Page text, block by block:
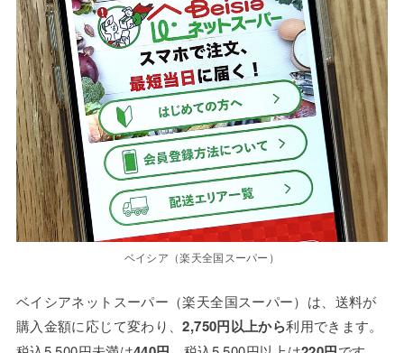
ベイシア（楽天全国スーパー）
ベイシアネットスーパー（楽天全国スーパー）は、送料が
購入金額に応じて変わり、2,750円以上から利用できます。